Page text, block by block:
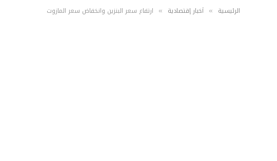
الرئيسية » أخبار إقتصادية » ارتفاع سعر البنزين وانخفاض سعر المازوت